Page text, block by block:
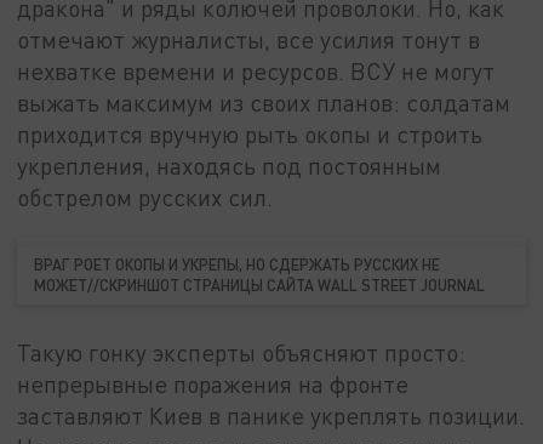
дракона" и ряды колючей проволоки. Но, как
отмечают журналисты, все усилия тонут в
нехватке времени и ресурсов. ВСУ не могут
выжать максимум из своих планов: солдатам
приходится вручную рыть окопы и строить
укрепления, находясь под постоянным
обстрелом русских сил.
ВРАГ РОЕТ ОКОПЫ И УКРЕПЫ, НО СДЕРЖАТЬ РУССКИХ НЕ
МОЖЕТ//СКРИНШОТ СТРАНИЦЫ САЙТА WALL STREET JOURNAL
Такую гонку эксперты объясняют просто:
непрерывные поражения на фронте
заставляют Киев в панике укреплять позиции.